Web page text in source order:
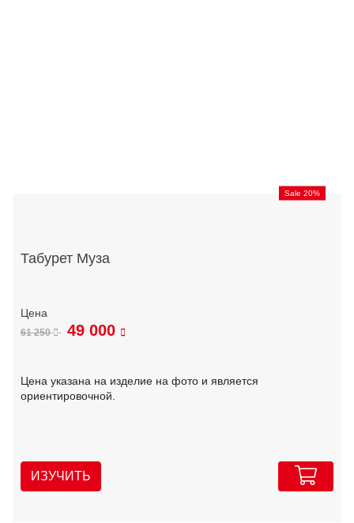
Sale 20%
Табурет Муза
61 250 49 000
Цена указана на изделие на фото и является
ориентировочной.
ИЗУЧИТЬ